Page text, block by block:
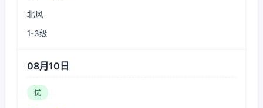
北风
1-3级
08月10日
优